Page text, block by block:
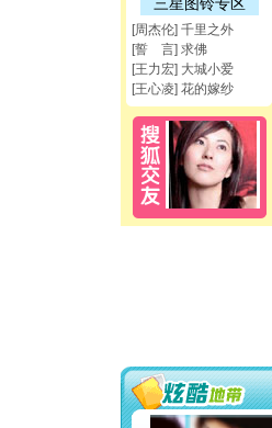
[周杰伦] 千里之外
[誓 言] 求佛
[王力宏] 大城小爱
[王心凌] 花的嫁纱